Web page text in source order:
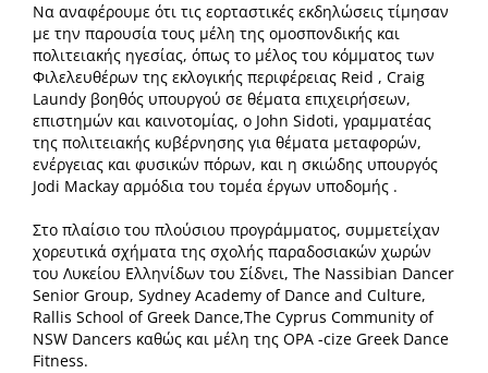
Να αναφέρουμε ότι τις εορταστικές εκδηλώσεις τίμησαν
με την παρουσία τους μέλη της ομοσπονδικής και
πολιτειακής ηγεσίας, όπως το μέλος του κόμματος των
Φιλελευθέρων της εκλογικής περιφέρειας Reid , Craig
Laundy βοηθός υπουργού σε θέματα επιχειρήσεων,
επιστημών και καινοτομίας, ο John Sidoti, γραμματέας
της πολιτειακής κυβέρνησης για θέματα μεταφορών,
ενέργειας και φυσικών πόρων, και η σκιώδης υπουργός
Jodi Mackay αρμόδια του τομέα έργων υποδομής .
Στο πλαίσιο του πλούσιου προγράμματος, συμμετείχαν
χορευτικά σχήματα της σχολής παραδοσιακών χωρών
του Λυκείου Ελληνίδων του Σίδνει, Τhe Nassibian Dancer
Senior Group, Sydney Academy of Dance and Culture,
Rallis School of Greek Dance,The Cyprus Community of
NSW Dancers καθώς και μέλη της OPA -cize Greek Dance
Fitness.